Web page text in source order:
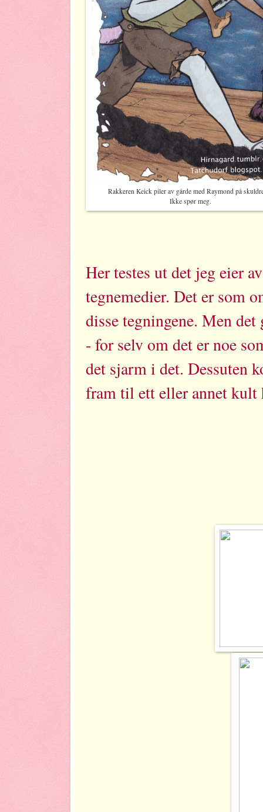
Rakkeren Keick piler av gårde med Raymond på
Ikke spør meg.
Her testes ut det jeg eier
tegnemedier. Det er som
disse tegningene. Men
- for selv om det er noe
det sjarm i det. Dessuten
fram til ett eller annet kult